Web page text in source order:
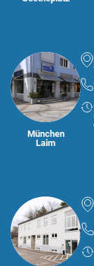
München
Laim